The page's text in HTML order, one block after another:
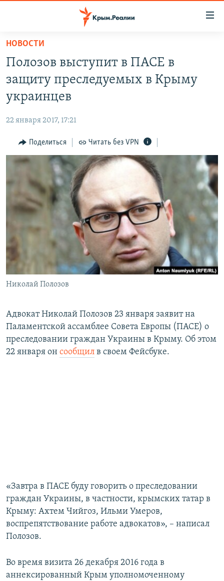
Вернуться
основному
содержанию
главной
навигации
Вернутся
поиску
11 ЛЕТ ОККУПАЦИИ КРЫМА. 11 ИСТОРИЙ СОПРОТИВЛЕНИЯ
ЕЩЕ
ИНТЕРАКТИВ
ИНФОГРАФИКА
ТЕЛЕПРОЕКТ КРЫМ.РЕАЛИИ
СОВЕТЫ ПРАВОЗАЩИТНИКОВ
ПРОПАВШИЕ БЕЗ ВЕСТИ
ПОБЕДИТЕЛЕЙ НЕ СУДЯТ?
КРЫМ.НЕПОКОРЕННЫЙ
УКРАИНСКАЯ ПРОБЛЕМА КРЫМА
РАДІО СВОБОДА
КАК ОБОЙТИ БЛОКИРОВКУ
Українською
Qırımtatar
ПРИСОЕДИНЯЙТЕСЬ!
НОВОСТИ
Полозов выступит в ПАСЕ в
защиту преследуемых в Крыму
украинцев
22 января 2017, 17:21
Поделиться Читать без VPN
Николай Полозов
Адвокат Николай Полозов 23 января заявит на
Паламентской ассамблее Совета Европы (ПАСЕ) о
преследовании граждан Украины в Крыму. Об этом
22 января он сообщил в своем Фейсбуке.
«Завтра в ПАСЕ буду говорить о преследовании
граждан Украины, в частности, крымских татар в
Крыму: Ахтем Чийгоз, Ильми Умеров,
воспрепятствование работе адвокатов», – написал
Полозов.
Во время визита 26 декабря 2016 года в
аннексированный Крым уполномоченному